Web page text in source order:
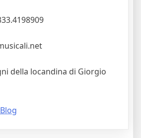
della locandina di Giorgio
Blog